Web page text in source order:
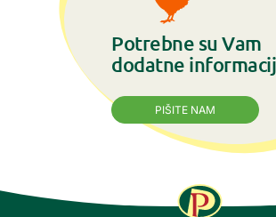
Potrebne su Vam
dodatne
PIŠITE NAM